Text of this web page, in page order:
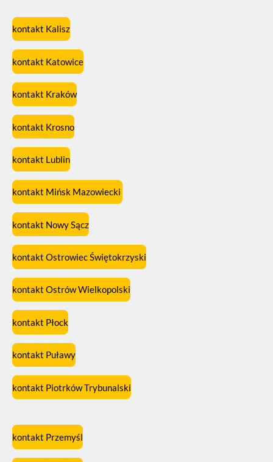
kontakt Kalisz
kontakt Katowice
kontakt Kraków
kontakt Krosno
kontakt Lublin
kontakt Mińsk Mazowiecki
kontakt Nowy Sącz
kontakt Ostrowiec Świętokrzyski
kontakt Ostrów Wielkopolski
kontakt Płock
kontakt Puławy
kontakt Piotrków Trybunalski
kontakt Przemyśl